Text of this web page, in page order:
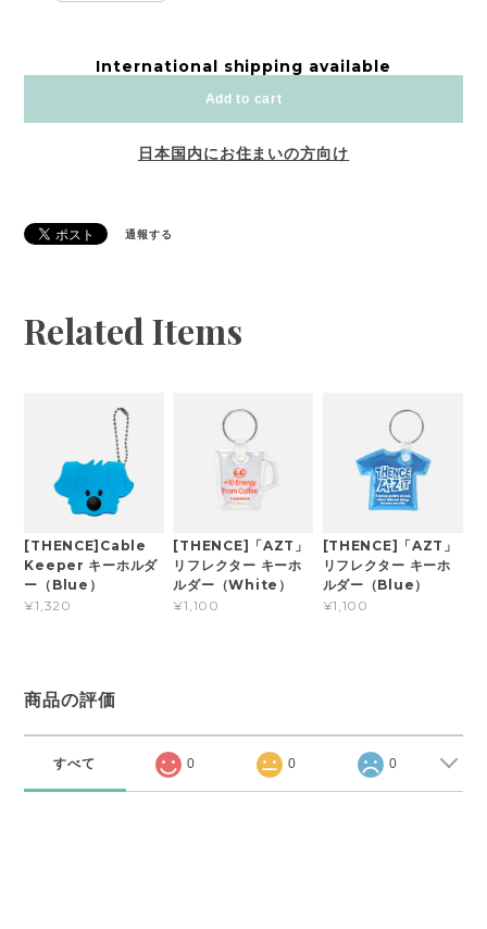
International shipping available
Add to cart
日本国内にお住まいの方向け
通報する
Related Items
[THENCE]Cable
Keeper キーホルダ
ー（Blue）
¥1,320
[THENCE]「AZT」
リフレクター キーホ
ルダー（White）
¥1,100
[THENCE]「AZT」
リフレクター キーホ
ルダー（Blue）
¥1,100
商品の評価
すべて 0 0 0